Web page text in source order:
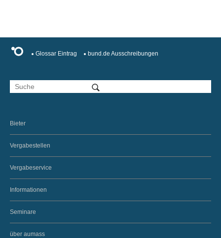
Glossar Eintrag bund.de Ausschreibungen
Bieter
Vergabestellen
Vergabeservice
Informationen
Seminare
über aumass